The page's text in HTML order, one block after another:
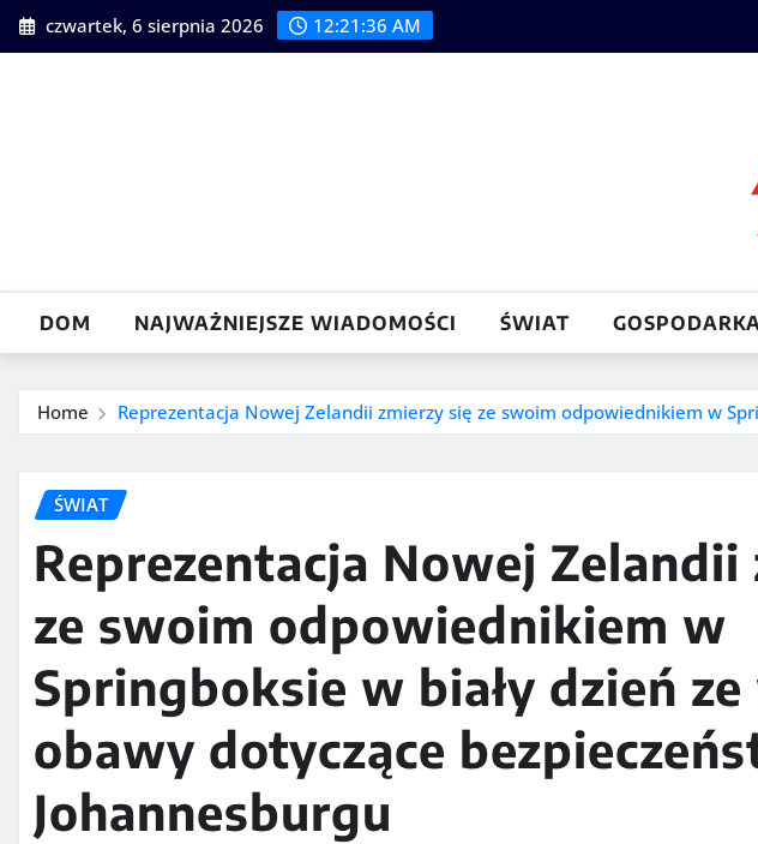
Skip
to
czwartek, 6 sierpnia 2026 12:21:38 AM
DOM NAJWAŻNIEJSZE WIADOMOŚCI ŚWIAT GOSPODARKA
Home Reprezentacja Nowej Zelandii zmierzy się ze swoim odpowiednikiem w
ŚWIAT
Reprezentacja Nowej Zelandii
ze swoim odpowiednikiem w
Springboksie w biały dzień
obawy dotyczące
Johannesburgu